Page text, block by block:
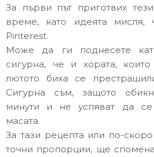
За първи път приготвих
време, като идеята мисля,
Pinterest.
Може да ги поднесете
сигурна, че и хората,
лютото биха се
Сигурна съм, защото
минути и не успяват да
масата.
За тази рецепта или по-
точни пропорции, ще